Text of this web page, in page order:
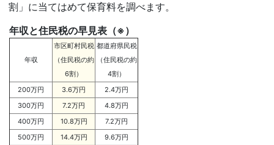
割」に当てはめて保育料を調べます。
年収と住民税の早見表（※）
年収
市区町村民税
（住民税の約
6割）
都道府県民税
（住民税の約
4割）
200万円
3.6万円
2.4万円
300万円
7.2万円
4.8万円
400万円
10.8万円
7.2万円
500万円
14.4万円
9.6万円